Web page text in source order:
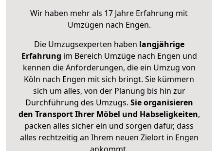
Wir haben mehr als 17 Jahre Erfahrung mit
Umzügen nach Engen.
Die Umzugsexperten haben langjährige
Erfahrung im Bereich Umzüge nach Engen und
kennen die Anforderungen, die ein Umzug von
Köln nach Engen mit sich bringt. Sie kümmern
sich um alles, von der Planung bis hin zur
Durchführung des Umzugs. Sie organisieren
den Transport Ihrer Möbel und Habseligkeiten,
packen alles sicher ein und sorgen dafür, dass
alles rechtzeitig an Ihrem neuen Zielort in Engen